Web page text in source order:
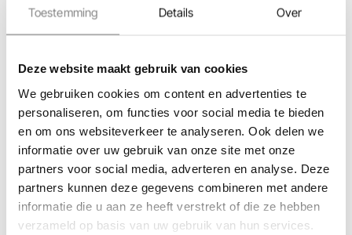
Toestemming Details Over
Deze website maakt gebruik van cookies
We gebruiken cookies om content en advertenties te
personaliseren, om functies voor social media te bieden
en om ons websiteverkeer te analyseren. Ook delen we
informatie over uw gebruik van onze site met onze
partners voor social media, adverteren en analyse. Deze
partners kunnen deze gegevens combineren met andere
informatie die u aan ze heeft verstrekt of die ze hebben
verzameld op basis van uw gebruik van hun services.
Bekijk in 360°
in-lite | SWAY Black |
Staande Buitenlamp
12 Volt / 1,0 Watt
147,25
in-lite | SWAY Extra Low
Black | Staande
Buitenlamp
12 Volt / 1,0 Watt
127,00 120,65